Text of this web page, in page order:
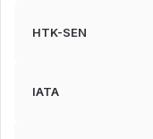
HTK-SEN
IATA